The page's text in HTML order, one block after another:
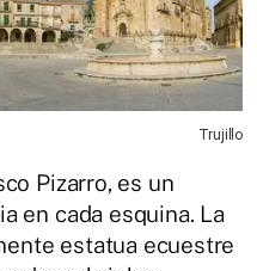
Trujillo
Pizarro, es un
en cada esquina. La
estatua ecuestre